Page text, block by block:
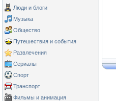
Люди и блоги
Музыка
Общество
Путешествия и события
Развлечения
Сериалы
Спорт
Транспорт
Фильмы и анимация